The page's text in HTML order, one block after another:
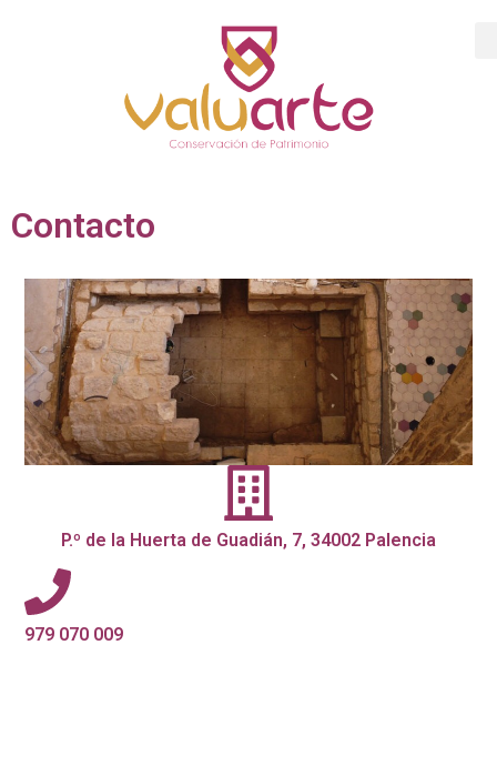
Contacto
P.º de la Huerta de Guadián, 7, 34002 Palencia
979 070 009